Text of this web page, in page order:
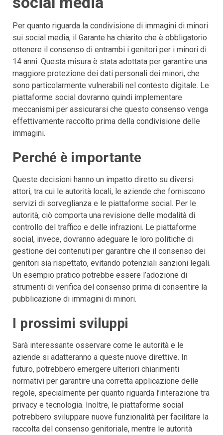
Per quanto riguarda la condivisione di immagini di minori
sui social media, il Garante ha chiarito che è obbligatorio
ottenere il consenso di entrambi i genitori per i minori di
14 anni. Questa misura è stata adottata per garantire una
maggiore protezione dei dati personali dei minori, che
sono particolarmente vulnerabili nel contesto digitale. Le
piattaforme social dovranno quindi implementare
meccanismi per assicurarsi che questo consenso venga
effettivamente raccolto prima della condivisione delle
immagini.
Perché è importante
Queste decisioni hanno un impatto diretto su diversi
attori, tra cui le autorità locali, le aziende che forniscono
servizi di sorveglianza e le piattaforme social. Per le
autorità, ciò comporta una revisione delle modalità di
controllo del traffico e delle infrazioni. Le piattaforme
social, invece, dovranno adeguare le loro politiche di
gestione dei contenuti per garantire che il consenso dei
genitori sia rispettato, evitando potenziali sanzioni legali.
Un esempio pratico potrebbe essere l’adozione di
strumenti di verifica del consenso prima di consentire la
pubblicazione di immagini di minori.
I prossimi sviluppi
Sarà interessante osservare come le autorità e le
aziende si adatteranno a queste nuove direttive. In
futuro, potrebbero emergere ulteriori chiarimenti
normativi per garantire una corretta applicazione delle
regole, specialmente per quanto riguarda l’interazione tra
privacy e tecnologia. Inoltre, le piattaforme social
potrebbero sviluppare nuove funzionalità per facilitare la
raccolta del consenso genitoriale, mentre le autorità